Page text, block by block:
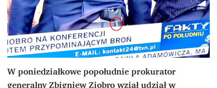
W poniedziałkowe popołudnie prokurator
generalny Zbigniew Ziobro wziął udział w